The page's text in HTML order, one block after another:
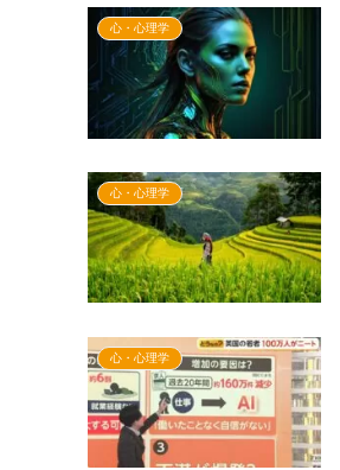
心・心理学
心・心理学
心・心理学